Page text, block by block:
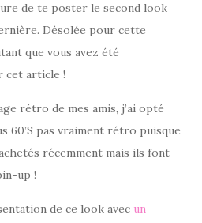
de te poster le second look
Désolée pour cette
que vous avez été
cet article !
rétro de mes amis, j’ai opté
60’S pas vraiment rétro puisque
récemment mais ils font
up !
de ce look avec un